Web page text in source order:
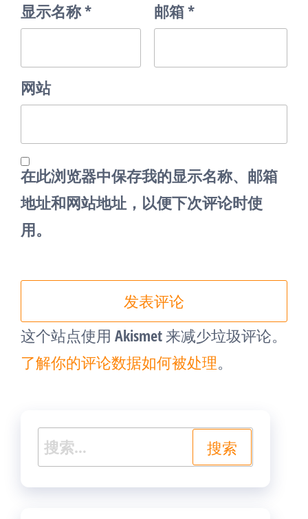
显示名称* 邮箱*
网站
在此浏览器中保存我的显示名称、邮箱
地址和网站地址，以便下次评论时使
用。
这个站点使用 Akismet 来减少垃圾评论。
了解你的评论数据如何被处理。
搜
索：